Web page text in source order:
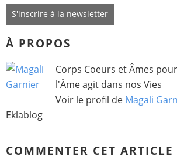
S'inscrire à la newsletter
À PROPOS
Corps Coeurs et Âmes
l'Âme agit dans nos Vies
Voir le profil de Magali
Eklablog
COMMENTER CET ARTICLE